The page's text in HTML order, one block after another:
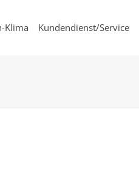
Klima Kundendienst/Service